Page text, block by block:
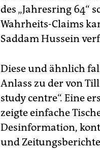
des „Jahresring 64“
Wahrheits-Claims
Saddam Hussein
Diese und ähnlich
Anlass zu der von
study centre“. Eine
zeigte einfache
Desinformation,
und